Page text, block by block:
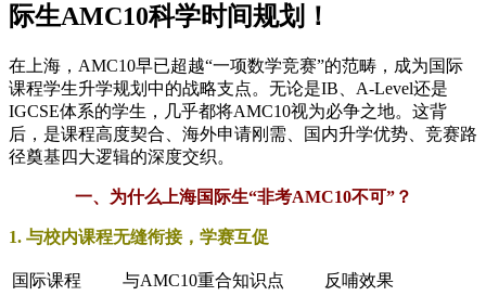
际生AMC10科学时间规划！
在上海，AMC10早已超越“一项数学竞赛”的范畴，成为国际
课程学生升学规划中的战略支点。无论是IB、A-Level还是
IGCSE体系的学生，几乎都将AMC10视为必争之地。这背
后，是课程高度契合、海外申请刚需、国内升学优势、竞赛路
径奠基四大逻辑的深度交织。
一、为什么上海国际生“非考AMC10不可”？
1. 与校内课程无缝衔接，学赛互促
国际课程 与AMC10重合知识点 反哺效果